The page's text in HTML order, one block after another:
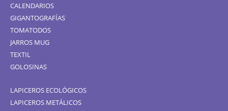
CALENDARIOS
GIGANTOGRAFÍAS
TOMATODOS
JARROS MUG
TEXTIL
GOLOSINAS
LAPICEROS ECOLÓGICOS
LAPICEROS METÁLICOS